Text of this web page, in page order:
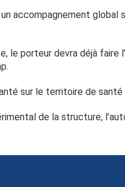
accompagnement global
le porteur devra déjà faire
sur le territoire de santé
de la structure,